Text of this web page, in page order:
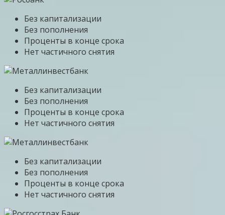
Без капитализации
Без пополнения
Проценты в конце срока
Нет частичного снятия
Без капитализации
Без пополнения
Проценты в конце срока
Нет частичного снятия
Без капитализации
Без пополнения
Проценты в конце срока
Нет частичного снятия